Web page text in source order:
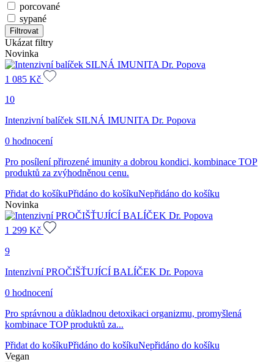
porcované
sypané
Filtrovat
Ukázat filtry
Novinka
1 085 Kč
10
Intenzivní balíček SILNÁ IMUNITA Dr. Popova
0 hodnocení
Pro posílení přirozené imunity a dobrou kondici, kombinace TOP
produktů za zvýhodněnou cenu.
Přidat do košíkuPřidáno do košíkuNepřidáno do košíku
Novinka
1 299 Kč
9
Intenzivní PROČIŠŤUJÍCÍ BALÍČEK Dr. Popova
0 hodnocení
Pro správnou a důkladnou detoxikaci organizmu, promyšlená
kombinace TOP produktů za...
Přidat do košíkuPřidáno do košíkuNepřidáno do košíku
Vegan